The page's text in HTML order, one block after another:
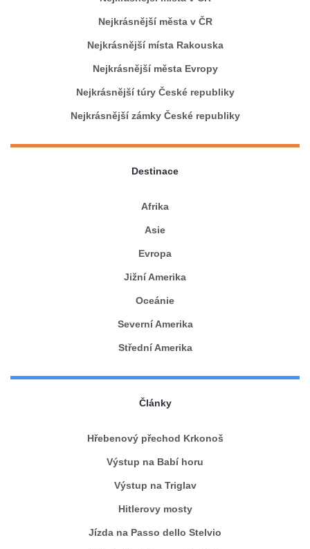
Nejkrásnější města v ČR
Nejkrásnější místa Rakouska
Nejkrásnější města Evropy
Nejkrásnější túry České republiky
Nejkrásnější zámky České republiky
Destinace
Afrika
Asie
Evropa
Jižní Amerika
Oceánie
Severní Amerika
Střední Amerika
Články
Hřebenový přechod Krkonoš
Výstup na Babí horu
Výstup na Triglav
Hitlerovy mosty
Jízda na Passo dello Stelvio